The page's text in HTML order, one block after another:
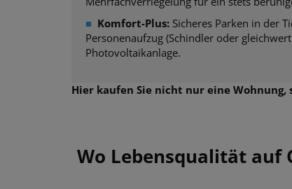
■ Komfort-Plus: Sicheres Parken in der
Personenaufzug (Schindler oder
Photovoltaikanlage.
Hier kaufen Sie nicht nur eine
Wo Lebensqualität auf